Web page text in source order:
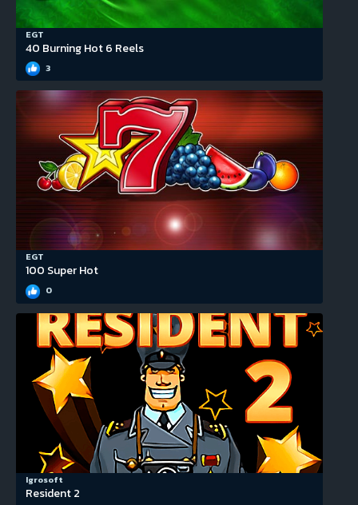
EGT
40 Burning Hot 6 Reels
3
EGT
100 Super Hot
0
Igrosoft
Resident 2